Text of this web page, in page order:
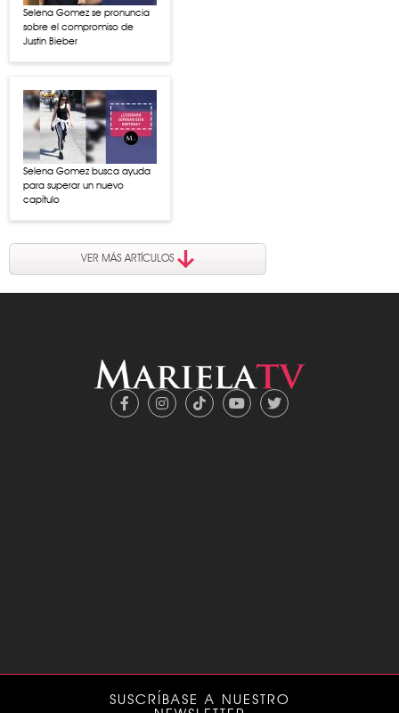
Selena Gomez se pronuncia
sobre el compromiso de
Justin Bieber
Selena Gomez busca ayuda
para superar un nuevo
capítulo
VER MÁS ARTÍCULOS
SUSCRÍBASE A NUESTRO